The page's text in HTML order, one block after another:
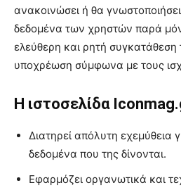
ανακοινώσει ή θα
δεδομένα των χρηστών παρά
ελεύθερη και ρητή
υποχρέωση σύμφωνα με τους
Η ιστοσελίδα
Διατηρεί απόλυτη εχεμύθεια
δεδομένα που της δίνονται.
Εφαρμόζει οργανωτικά και